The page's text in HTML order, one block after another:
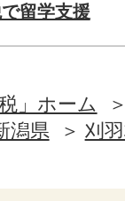
留学支援
」ホーム
潟県 刈